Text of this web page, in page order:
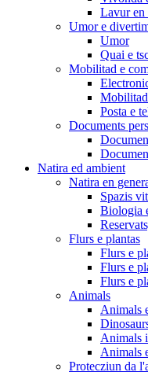
Lavur en
Umor e
Umor
Quai e
Mobilitad e
Posta e
Documents
Natira ed ambient
Natira en
Spazis
Biologia
Flurs e plantas
Flurs e
Flurs e
Flurs e
Animals
Animals
Animals
Animals
Protecziun da